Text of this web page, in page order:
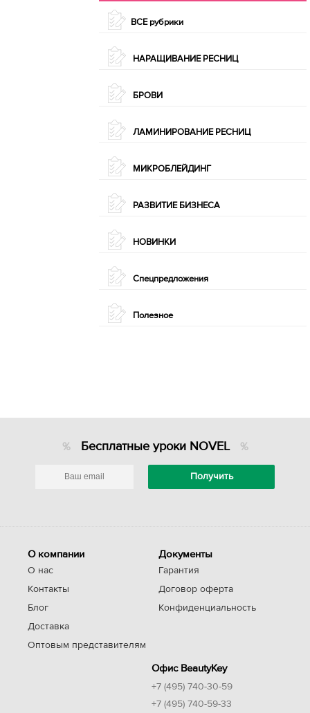
ВСЕ рубрики
НАРАЩИВАНИЕ РЕСНИЦ
БРОВИ
ЛАМИНИРОВАНИЕ РЕСНИЦ
МИКРОБЛЕЙДИНГ
РАЗВИТИЕ БИЗНЕСА
НОВИНКИ
Спецпредложения
Полезное
Бесплатные уроки NOVEL
О компании
О нас
Контакты
Блог
Доставка
Оптовым представителям
Документы
Гарантия
Договор оферта
Конфиденциальность
Офис BeautyKey
+7 (495) 740-30-59
+7 (495) 740-59-33